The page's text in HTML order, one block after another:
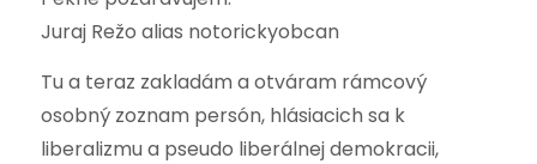
Juraj Režo alias notorickyobcan
Tu a teraz zakladám a otváram rámcový
osobný zoznam persón, hlásiacich sa k
liberalizmu a pseudo liberálnej demokracii,